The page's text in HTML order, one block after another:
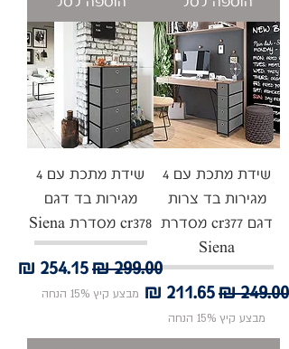
שידת מתכת עם 4
מגירות בד צרות
דגם cr377 מסדרת
Siena
מחיר רגילמחיר מבצע
מבצע קיץ 15% הנחה
שידת מתכת עם 4
מגירות בד דגם
cr378 מסדרת Siena
מחיר רגילמחיר
מבצע קיץ 15% הנחה